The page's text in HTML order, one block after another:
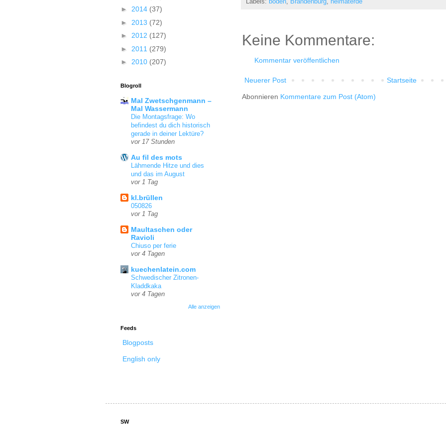
Labels: boden, Brandenburg, heimaterde
Keine Kommentare:
Kommentar veröffentlichen
Neuerer Post Startseite
Abonnieren Kommentare zum Post (Atom)
► 2014 (37)
► 2013 (72)
► 2012 (127)
► 2011 (279)
► 2010 (207)
Blogroll
Mal Zwetschgenmann –
Mal Wassermann
Die Montagsfrage: Wo
befindest du dich historisch
gerade in deiner Lektüre?
vor 17 Stunden
Au fil des mots
Lähmende Hitze und dies
und das im August
vor 1 Tag
kl.brüllen
050826
vor 1 Tag
Maultaschen oder
Ravioli
Chiuso per ferie
vor 4 Tagen
kuechenlatein.com
Schwedischer Zitronen-
Kladdkaka
vor 4 Tagen
Alle anzeigen
Feeds
Blogposts
English only
SW